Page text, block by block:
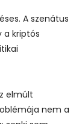
A szenátus
a kriptós
elmúlt
nem a